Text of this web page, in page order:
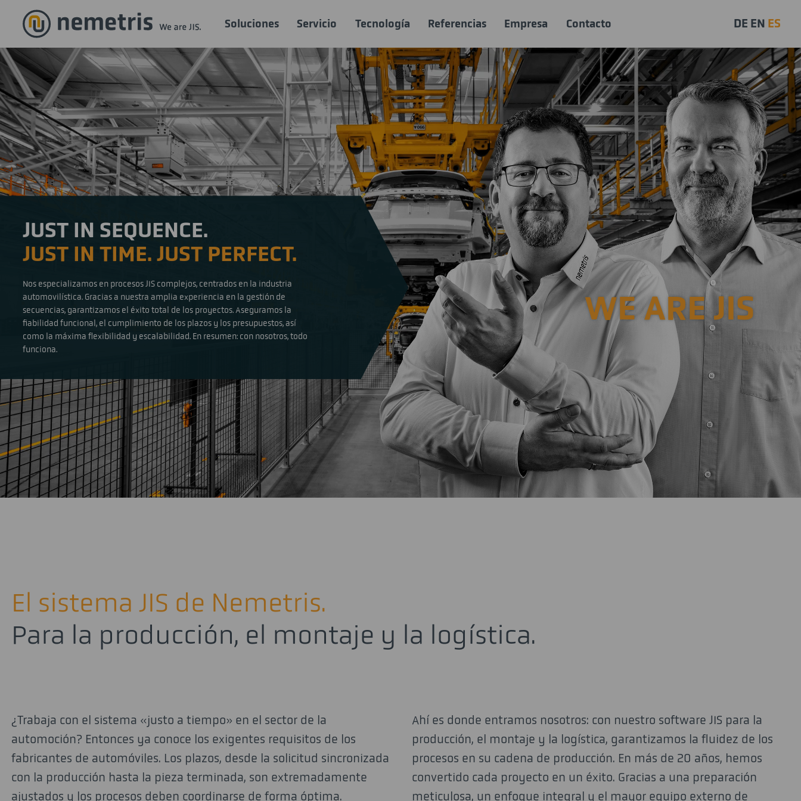
Soluciones Servicio Tecnología Referencias Empresa Contacto ES
EN
DE
JUST IN SEQUENCE.
JUST IN TIME. JUST PERFECT.
Nos especializamos en procesos JIS complejos, centrados en la industria
automovilística. Gracias a nuestra amplia experiencia en la gestión de
secuencias, garantizamos el éxito total de los proyectos. Aseguramos la
fiabilidad funcional, el cumplimiento de los plazos y los presupuestos, así
como la máxima flexibilidad y escalabilidad. En resumen: con nosotros, todo
funciona.
WE ARE JIS
El sistema JIS de Nemetris.
Para la producción, el montaje y la logística.
¿Trabaja con el sistema «justo a tiempo» en el sector de la
automoción? Entonces ya conoce los exigentes requisitos de los
fabricantes de automóviles. Los plazos, desde la solicitud sincronizada
con la producción hasta la pieza terminada, son extremadamente
ajustados y los procesos deben coordinarse de forma óptima.
Ahí es donde entramos nosotros: con nuestro software JIS para la
producción, el montaje y la logística, garantizamos la fluidez de los
procesos en su cadena de producción. En más de 20 años, hemos
convertido cada proyecto en un éxito. Gracias a una preparación
meticulosa, un enfoque integral y el mayor equipo externo de